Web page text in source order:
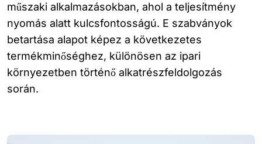
műszaki alkalmazásokban, ahol a teljesítmény
nyomás alatt kulcsfontosságú. E szabványok
betartása alapot képez a következetes
termékminőséghez, különösen az ipari
környezetben történő alkatrészfeldolgozás
során.